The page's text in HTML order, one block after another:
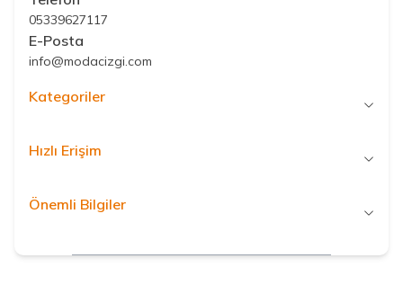
05339627117
E-Posta
info@modacizgi.com
Kategoriler
Hızlı Erişim
Önemli Bilgiler